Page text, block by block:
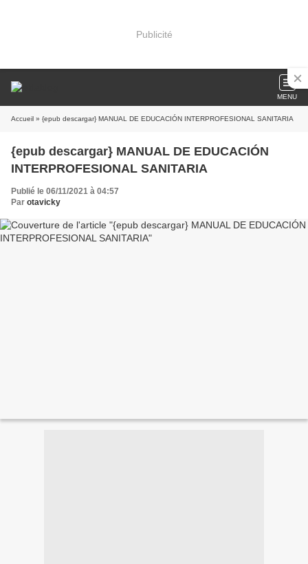
Publicité
MENU
Accueil » {epub descargar} MANUAL DE EDUCACIÓN INTERPROFESIONAL SANITARIA
{epub descargar} MANUAL DE EDUCACIÓN
INTERPROFESIONAL SANITARIA
Publié le 06/11/2021 à 04:57
Par otavicky